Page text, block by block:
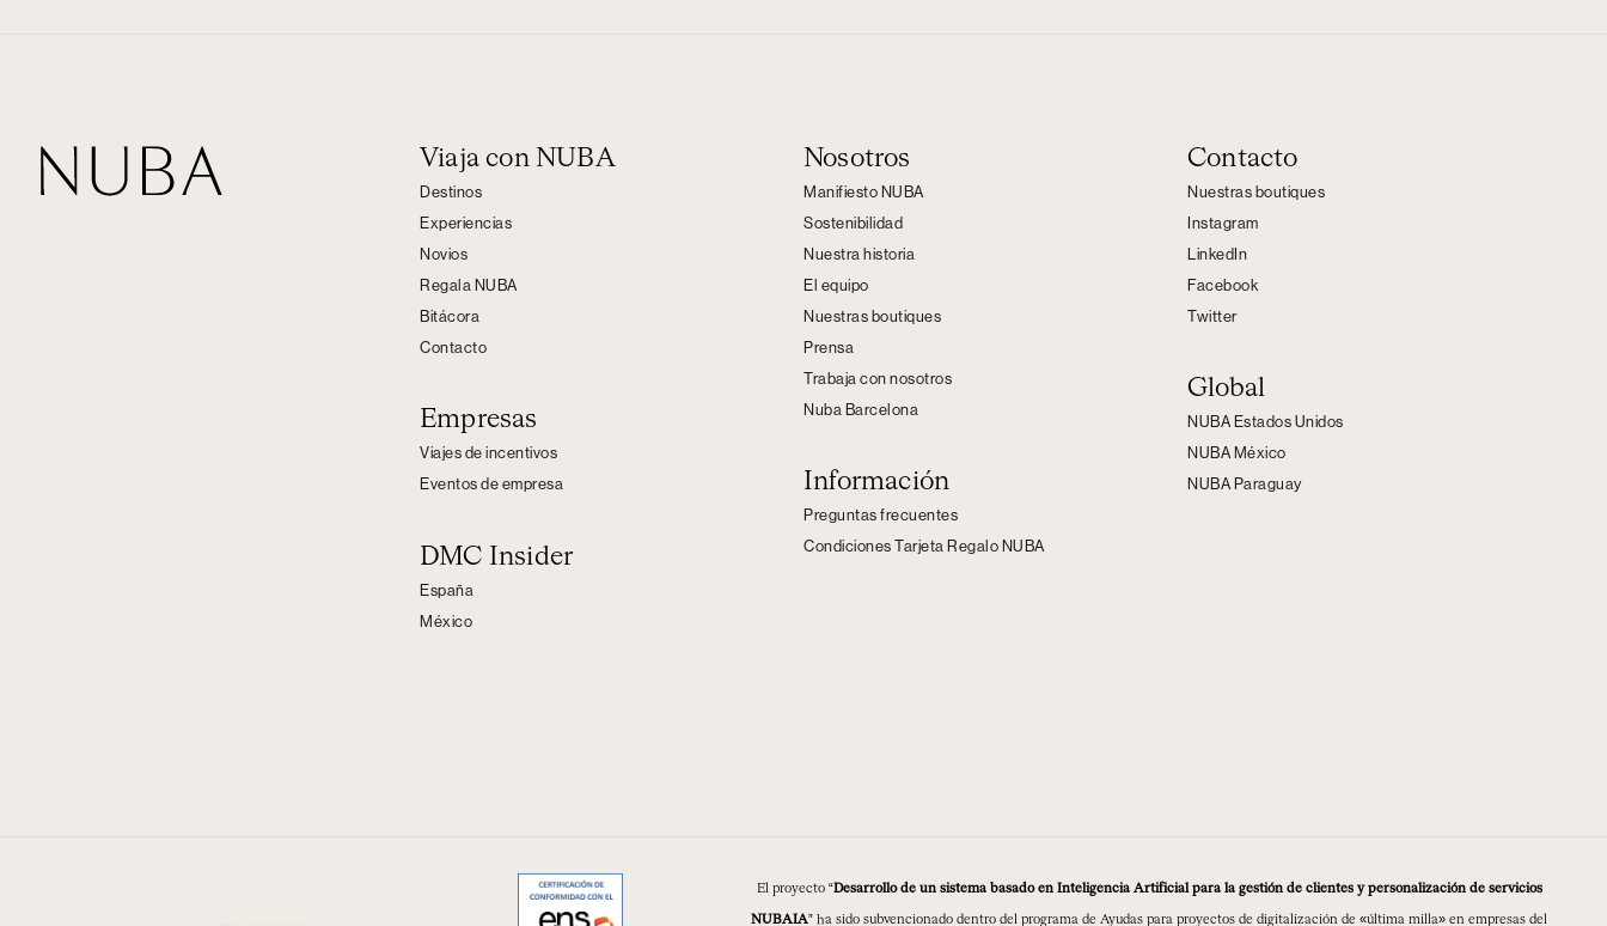
Viaja con NUBA
Destinos
Experiencias
Novios
Regala NUBA
Bitácora
Contacto
Empresas
Viajes de incentivos
Eventos de empresa
DMC Insider
España
México
Nosotros
Manifiesto NUBA
Sostenibilidad
Nuestra historia
El equipo
Nuestras boutiques
Prensa
Trabaja con nosotros
Nuba Barcelona
Información
Preguntas frecuentes
Condiciones Tarjeta Regalo NUBA
Contacto
Nuestras boutiques
Instagram
LinkedIn
Facebook
Twitter
Global
NUBA Estados Unidos
NUBA México
NUBA Paraguay
El proyecto “Desarrollo de un sistema basado en Inteligencia Artificial para la gestión de clientes y personalización de servicios
NUBAIA” ha sido subvencionado dentro del programa de Ayudas para proyectos de digitalización de «última milla» en empresas del